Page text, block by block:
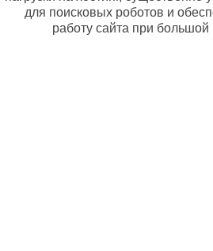
для поисковых роботов и
работу сайта при